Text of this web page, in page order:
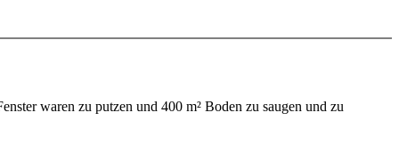
waren zu putzen und 400 m² Boden zu saugen und zu